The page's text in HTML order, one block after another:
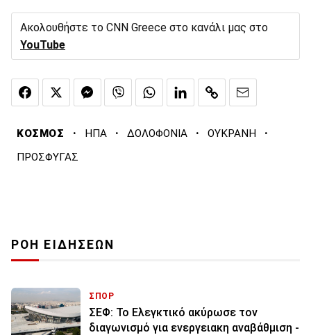
Ακολουθήστε το CNN Greece στο κανάλι μας στο
YouTube
ΚΟΣΜΟΣ · ΗΠΑ · ΔΟΛΟΦΟΝΙΑ · ΟΥΚΡΑΝΗ ·
ΠΡΟΣΦΥΓΑΣ
ΡΟΗ ΕΙΔΗΣΕΩΝ
ΣΠΟΡ
ΣΕΦ: Το Ελεγκτικό ακύρωσε τον
διαγωνισμό για ενεργειακη αναβάθμιση -